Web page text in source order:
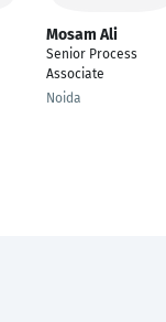
Mosam Ali
Senior Process
Associate
Noida